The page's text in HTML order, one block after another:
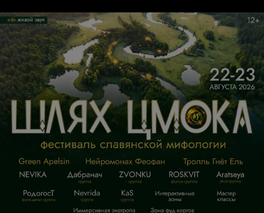
- нет, не слышала эта школа. Им ученики не нужны.